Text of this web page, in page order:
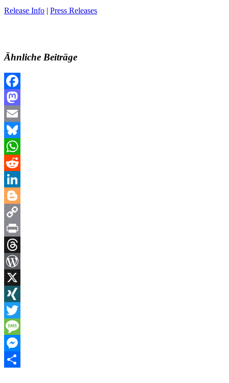
Release Info | Press Releases
Ähnliche Beiträge
Facebook
Mastodon
Email
Bluesky
WhatsApp
Reddit
LinkedIn
Blogger
Copy
Link
Print
Threads
WordPress
X
XING
Twitter
Message
Messenger